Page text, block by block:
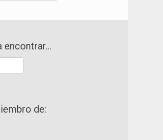
encontrar…
de: